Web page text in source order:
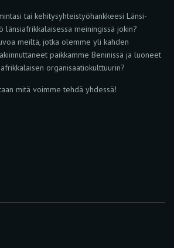
tai kehitysyhteistyöhankkeesi Länsi-
länsiafrikkalaisessa meiningissä jokin?
meiltä, jotka olemme yli kahden
paikkamme Beninissä ja luoneet
organisaatiokulttuurin?
mitä voimme tehdä yhdessä!